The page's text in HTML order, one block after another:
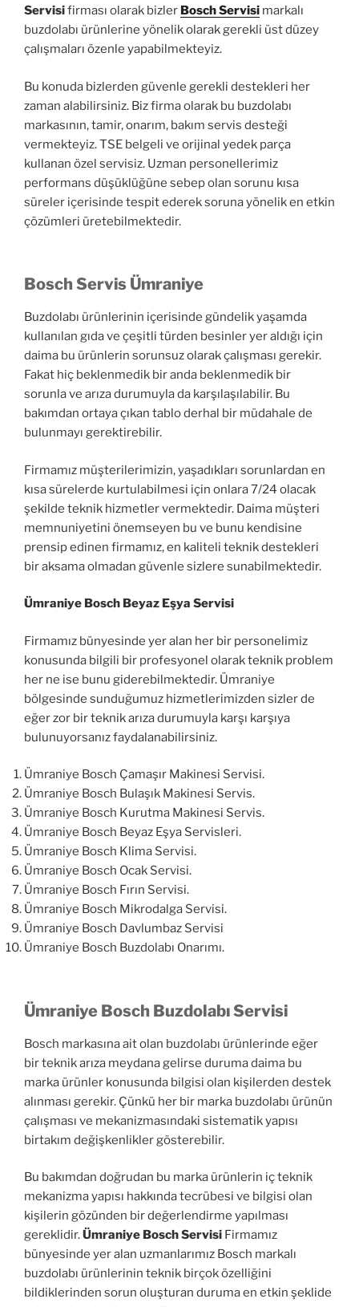
Servisifirması olarak bizler Bosch Servisi markalı
buzdolabı ürünlerine yönelik olarak gerekli üst düzey
çalışmaları özenle yapabilmekteyiz.
Bu konuda bizlerden güvenle gerekli destekleri her
zaman alabilirsiniz. Biz firma olarak bu buzdolabı
markasının, tamir, onarım, bakım servis desteği
vermekteyiz. TSE belgeli ve orijinal yedek parça
kullanan özel servisiz. Uzman personellerimiz
performans düşüklüğüne sebep olan sorunu kısa
süreler içerisinde tespit ederek soruna yönelik en etkin
çözümleri üretebilmektedir.
Bosch Servis Ümraniye
Buzdolabı ürünlerinin içerisinde gündelik yaşamda
kullanılan gıda ve çeşitli türden besinler yer aldığı için
daima bu ürünlerin sorunsuz olarak çalışması gerekir.
Fakat hiç beklenmedik bir anda beklenmedik bir
sorunla ve arıza durumuyla da karşılaşılabilir. Bu
bakımdan ortaya çıkan tablo derhal bir müdahale de
bulunmayı gerektirebilir.
Firmamız müşterilerimizin, yaşadıkları sorunlardan en
kısa sürelerde kurtulabilmesi için onlara 7/24 olacak
şekilde teknik hizmetler vermektedir. Daima müşteri
memnuniyetini önemseyen bu ve bunu kendisine
prensip edinen firmamız, en kaliteli teknik destekleri
bir aksama olmadan güvenle sizlere sunabilmektedir.
Ümraniye Bosch Beyaz Eşya Servisi
Firmamız bünyesinde yer alan her bir personelimiz
konusunda bilgili bir profesyonel olarak teknik problem
her ne ise bunu giderebilmektedir. Ümraniye
bölgesinde sunduğumuz hizmetlerimizden sizler de
eğer zor bir teknik arıza durumuyla karşı karşıya
bulunuyorsanız faydalanabilirsiniz.
Ümraniye Bosch Çamaşır Makinesi Servisi.
Ümraniye Bosch Bulaşık Makinesi Servis.
Ümraniye Bosch Kurutma Makinesi Servis.
Ümraniye Bosch Beyaz Eşya Servisleri.
Ümraniye Bosch Klima Servisi.
Ümraniye Bosch Ocak Servisi.
Ümraniye Bosch Fırın Servisi.
Ümraniye Bosch Mikrodalga Servisi.
Ümraniye Bosch Davlumbaz Servisi
Ümraniye Bosch Buzdolabı Onarımı.
Ümraniye Bosch Buzdolabı Servisi
Bosch markasına ait olan buzdolabı ürünlerinde eğer
bir teknik arıza meydana gelirse duruma daima bu
marka ürünler konusunda bilgisi olan kişilerden destek
alınması gerekir. Çünkü her bir marka buzdolabı ürünün
çalışması ve mekanizmasındaki sistematik yapısı
birtakım değişkenlikler gösterebilir.
Bu bakımdan doğrudan bu marka ürünlerin iç teknik
mekanizma yapısı hakkında tecrübesi ve bilgisi olan
kişilerin gözünden bir değerlendirme yapılması
gereklidir.Ümraniye Bosch Servisi Firmamız
bünyesinde yer alan uzmanlarımız Bosch markalı
buzdolabı ürünlerinin teknik birçok özelliğini
bildiklerinden sorun oluşturan duruma en etkin şeklide